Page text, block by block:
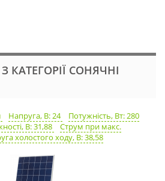
КАТЕГОРІЇ СОНЯЧНІ
Напруга, В: 24
Потужність, Вт: 280
В: 31,88
Струм при макс.
холостого ходу, В: 38,58